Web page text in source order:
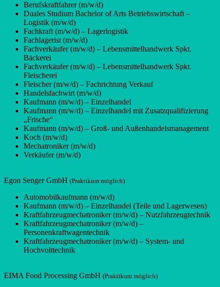
Berufskraftfahrer (m/w/d)
Duales Studium Bachelor of Arts Betriebswirtschaft –
Logistik (m/w/d)
Fachkraft (m/w/d) – Lagerlogistik
Fachlagerist (m/w/d)
Fachverkäufer (m/w/d) – Lebensmittelhandwerk Spkt.
Bäckerei
Fachverkäufer (m/w/d) – Lebensmittelhandwerk Spkt.
Fleischerei
Fleischer (m/w/d) – Fachrichtung Verkauf
Handelsfachwirt (m/w/d)
Kaufmann (m/w/d) – Einzelhandel
Kaufmann (m/w/d) – Einzelhandel mit Zusatzqualifizierung
„Frische“
Kaufmann (m/w/d) – Groß- und Außenhandelsmanagement
Koch (m/w/d)
Mechatroniker (m/w/d)
Verkäufer (m/w/d)
Egon Senger GmbH (Praktikum möglich)
Automobilkaufmann (m/w/d)
Kaufmann (m/w/d) – Einzelhandel (Teile und Lagerwesen)
Kraftfahrzeugmechatroniker (m/w/d) – Nutzfahrzeugtechnik
Kraftfahrzeugmechatroniker (m/w/d) –
Personenkraftwagentechnik
Kraftfahrzeugmechatroniker (m/w/d) – System- und
Hochvolttechnik
EIMA Food Processing GmbH (Praktikum möglich)